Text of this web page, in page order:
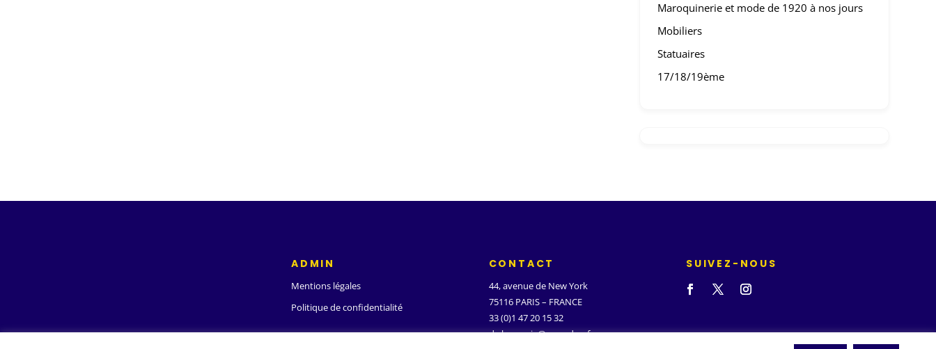
Maroquinerie et mode de 1920 à nos jours
Mobiliers
Statuaires
17/18/19ème
ADMIN
Mentions légales
Politique de confidentialité
CONTACT
44, avenue de New York
75116 PARIS – FRANCE
33 (0)1 47 20 15 32
d.ghanassia@wanadoo.fr
SUIVEZ-NOUS